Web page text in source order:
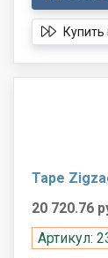
Купить
Tape
20 720.76
Артикул: